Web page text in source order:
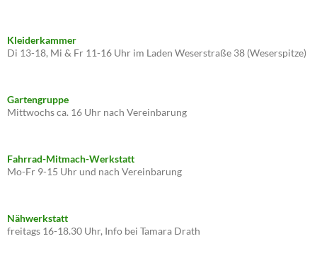
Kleiderkammer
Di 13-18, Mi & Fr 11-16 Uhr im Laden Weserstraße 38 (Weserspitze)
Gartengruppe
Mittwochs ca. 16 Uhr nach Vereinbarung
Fahrrad-Mitmach-Werkstatt
Mo-Fr 9-15 Uhr und nach Vereinbarung
Nähwerkstatt
freitags 16-18.30 Uhr, Info bei Tamara Drath